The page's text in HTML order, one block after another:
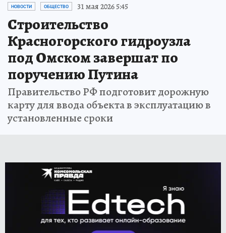
НОВОСТИ ОБЩЕСТВО 31 мая 2026 5:45
Строительство
Красногорского гидроузла
под Омском завершат по
поручению Путина
Правительство РФ подготовит дорожную
карту для ввода объекта в эксплуатацию в
установленные сроки